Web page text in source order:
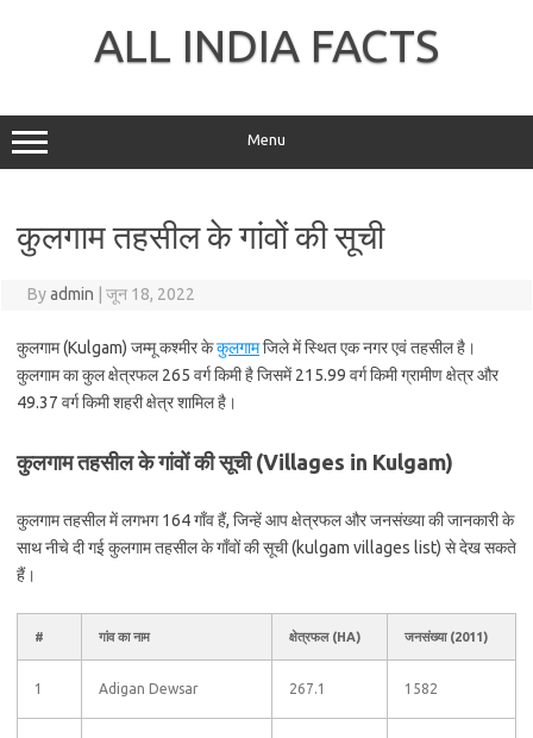
ALL INDIA FACTS
Menu
कुलगाम तहसील के गांवों की सूची
Byadmin जून 18, 2022
कुलगाम (Kulgam) जम्मू कश्मीर केकुलगामजिले में स्थित एक नगर एवं तहसील है।
कुलगाम का कुल क्षेत्रफल 265 वर्ग किमी है जिसमें 215.99 वर्ग किमी ग्रामीण क्षेत्र और
49.37 वर्ग किमी शहरी क्षेत्र शामिल है।
कुलगाम तहसील के गांवों की सूची (Villages in Kulgam)
कुलगाम तहसील में लगभग 164 गाँव हैं, जिन्हें आप क्षेत्रफल और जनसंख्या की जानकारी के
साथ नीचे दी गई कुलगाम तहसील के गाँवों की सूची (kulgam villages list) से देख सकते
हैं।
# गांव का नाम क्षेत्रफल (HA) जनसंख्या (2011)
1 Adigan Dewsar 267.1 1582